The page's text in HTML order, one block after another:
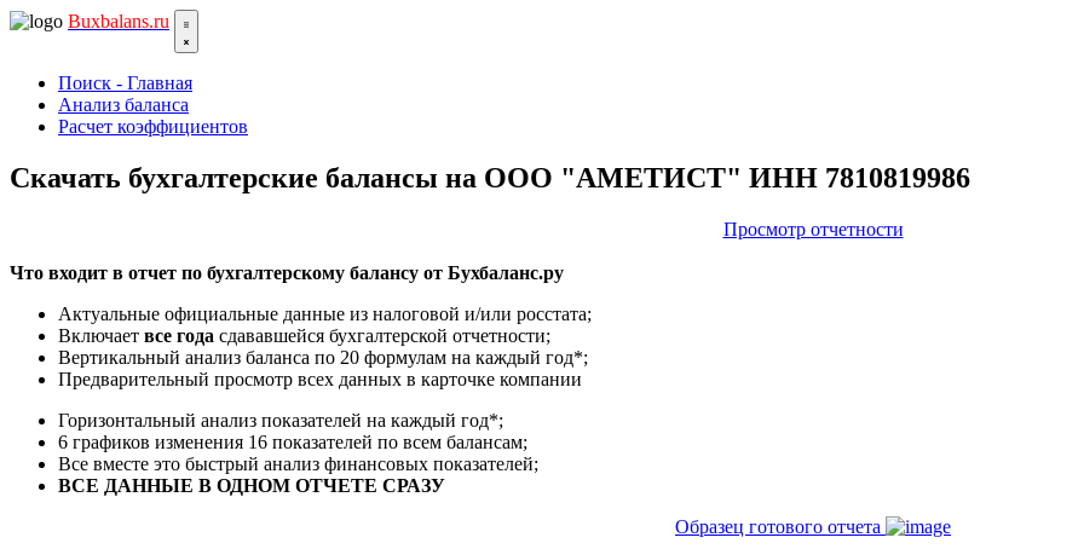
Buxbalans.ru
Поиск - Главная
Анализ баланса
Расчет коэффициентов
Скачать бухгалтерские балансы на ООО "АМЕТИСТ" ИНН 7810819986
Просмотр отчетности
Что входит в отчет по бухгалтерскому балансу от Бухбаланс.ру
Актуальные официальные данные из налоговой и/или росстата;
Включает все года сдававшейся бухгалтерской отчетности;
Вертикальный анализ баланса по 20 формулам на каждый год*;
Предварительный просмотр всех данных в карточке компании
Горизонтальный анализ показателей на каждый год*;
6 графиков изменения 16 показателей по всем балансам;
Все вместе это быстрый анализ финансовых показателей;
ВСЕ ДАННЫЕ В ОДНОМ ОТЧЕТЕ СРАЗУ
Образец готового отчета